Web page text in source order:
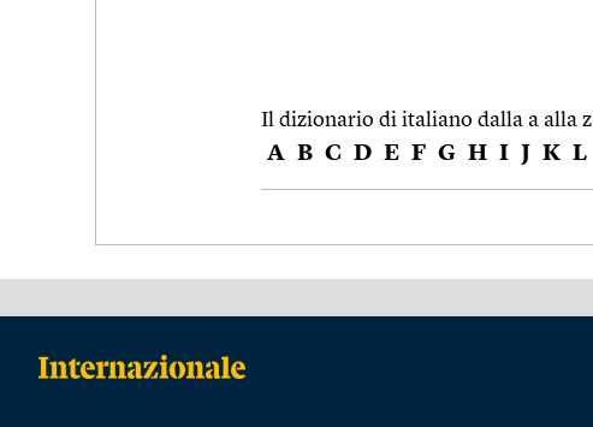
Il dizionario di italiano dalla a alla z
A B C D E F G H I J K L